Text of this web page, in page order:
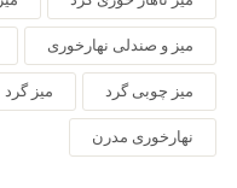
میز و صندلی نهارخوری
میز چوبی گرد میز گرد
نهارخوری مدرن